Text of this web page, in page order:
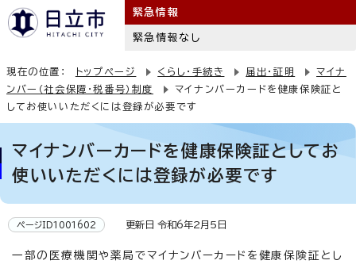
緊急情報
緊急情報なし
現在の位置： トップページ くらし・手続き 届出・証明
マイナ
ンバー（社会保障・税番号）制度
マイナンバーカードを健康保険証と
してお使いいただくには登録が必要です
マイナンバーカードを健康保険証としてお
使いいただくには登録が必要です
ページID1001602 更新日 令和6年2月5日
一部の医療機関や薬局でマイナンバーカードを健康保険証とし